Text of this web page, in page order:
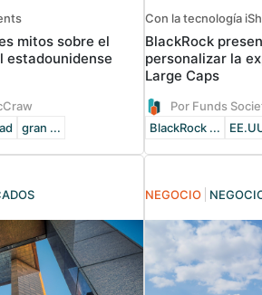
mitos sobre el
estadounidense
gran ...
Con la tecnología
BlackRock
personalizar la
Large Caps
Por Funds
BlackRock ...
NEGOCIO